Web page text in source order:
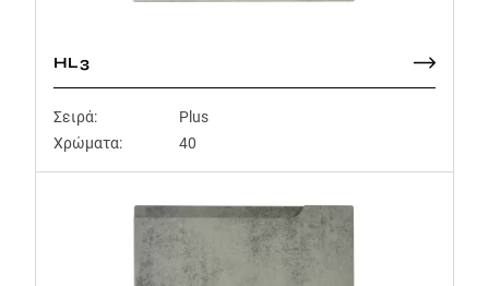
HL3
Σειρά:
Plus
Χρώματα:
40